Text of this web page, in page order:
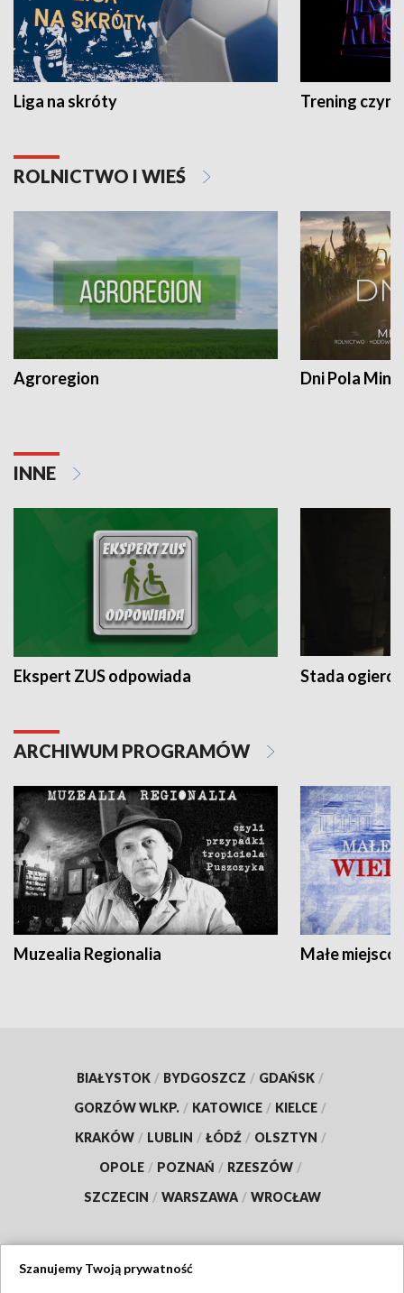
Liga na skróty Trening czyni
ROLNICTWO I WIEŚ
Agroregion Dni Pola
INNE
Ekspert ZUS odpowiada Stada
ARCHIWUM PROGRAMÓW
Muzealia Regionalia Małe
BIAŁYSTOK / BYDGOSZCZ / GDAŃSK /
GORZÓW WLKP. / KATOWICE / KIELCE /
KRAKÓW / LUBLIN / ŁÓDŹ / OLSZTYN /
OPOLE / POZNAŃ / RZESZÓW /
SZCZECIN / WARSZAWA / WROCŁAW
Szanujemy Twoją prywatność